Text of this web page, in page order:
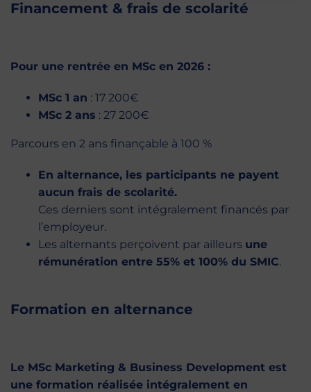
Financement & frais de scolarité
Pour une rentrée en MSc en 2026 :
MSc 1 an : 17 200€
MSc 2 ans : 27 200€
Parcours en 2 ans finançable à 100 %
En alternance, les participants ne payent
aucun frais de scolarité.
Ces derniers sont intégralement financés par
l’employeur.
Les alternants perçoivent par ailleurs une
rémunération entre 55% et 100% du SMIC.
Formation en alternance
Le MSc Marketing & Business Development est
une formation réalisée intégralement en